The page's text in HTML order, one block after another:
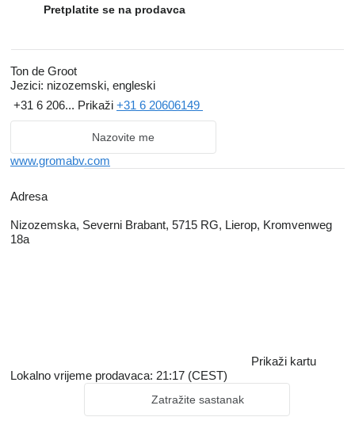
Pretplatite se na prodavca
Ton de Groot
Jezici: nizozemski, engleski
+31 6 206... Prikaži +31 6 20606149
Nazovite me
www.gromabv.com
Adresa
Nizozemska, Severni Brabant, 5715 RG, Lierop, Kromvenweg
18a
Prikaži kartu
Lokalno vrijeme prodavaca: 21:17 (CEST)
Zatražite sastanak